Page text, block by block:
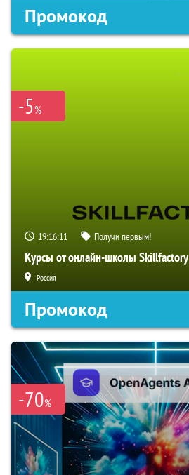
Промокод
-5%
19:16:10 Получи первым!
Курсы от онлайн-школы Skillfactory
Россия
Промокод
-70%